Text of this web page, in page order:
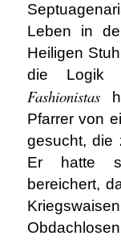
Leben in
Heiligen
die Logik
Fashionistas
Pfarrer von
gesucht, die
Er hatte
bereichert,